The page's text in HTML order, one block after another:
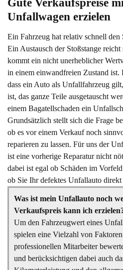
Gute Verkaufspreise
Unfallwagen erzielen
Ein Fahrzeug hat relativ schnell den
Ein Austausch der Stoßstange
kommt ein nicht unerheblicher
in einem einwandfreien Zustand ist.
dass ein Auto als Unfallfahrzeug
ist, das ganze Teile ausgetauscht
einem Bagatellschaden ein
Grundsätzlich stellt sich die Frage
ob es vor einem Verkauf noch
reparieren zu lassen. Für uns der
ist eine vorherige Reparatur nicht
dabei ist egal ob Schäden im
ob Sie Ihr defektes Unfallauto direkt
Was ist mein Unfallauto noch
Verkaufspreis kann ich
Um den Fahrzeugwert eines
spielen eine Vielzahl von
professionellen Mitarbeiter
und berücksichtigen dabei auch